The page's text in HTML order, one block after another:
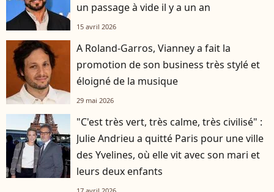
un passage à vide il y a un an
15 avril 2026
A Roland-Garros, Vianney a fait la
promotion de son business très stylé et
éloigné de la musique
29 mai 2026
"C'est très vert, très calme, très civilisé" :
Julie Andrieu a quitté Paris pour une ville
des Yvelines, où elle vit avec son mari et
leurs deux enfants